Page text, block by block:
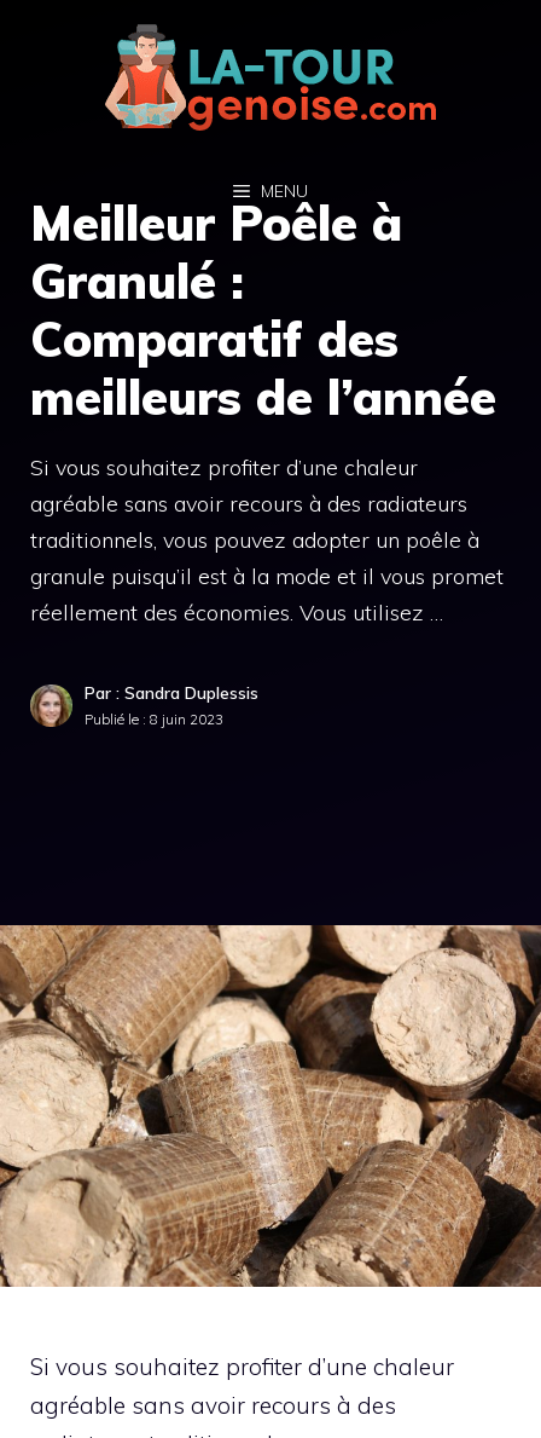
MENU
Meilleur Poêle à
Granulé :
Comparatif des
meilleurs de l’année
Si vous souhaitez profiter d’une chaleur
agréable sans avoir recours à des radiateurs
traditionnels, vous pouvez adopter un poêle à
granule puisqu’il est à la mode et il vous promet
réellement des économies. Vous utilisez …
Par : Sandra Duplessis
Publié le : 8 juin 2023
Si vous souhaitez profiter d’une chaleur
agréable sans avoir recours à des